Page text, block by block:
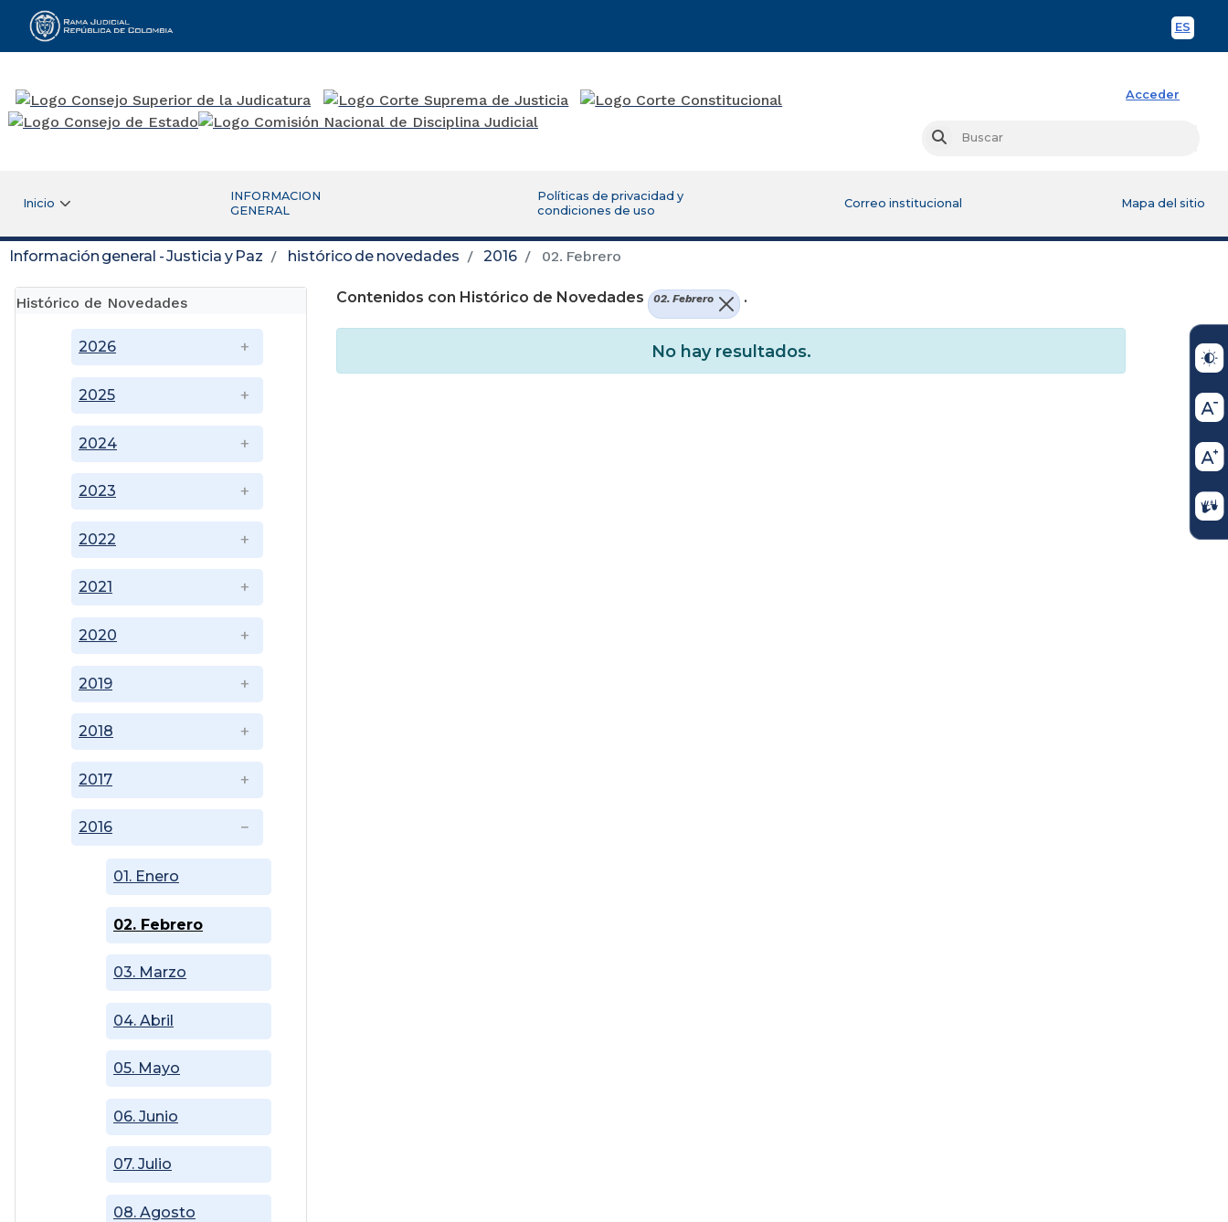
ES
Rama Judicial
Acceder
Buscar
Inicio
INFORMACION
GENERAL
Políticas de privacidad y
condiciones de uso
Correo institucional Mapa del sitio
Información general - Justicia y Paz histórico de novedades 2016 02. Febrero
Histórico de Novedades
2016
01. Enero
02. Febrero
03. Marzo
04. Abril
05. Mayo
06. Junio
07. Julio
08. Agosto
2017
2018
2019
2020
2021
2022
2023
2024
2025
2026
Contenidos con Histórico de Novedades 02. Febrero .
No hay resultados.